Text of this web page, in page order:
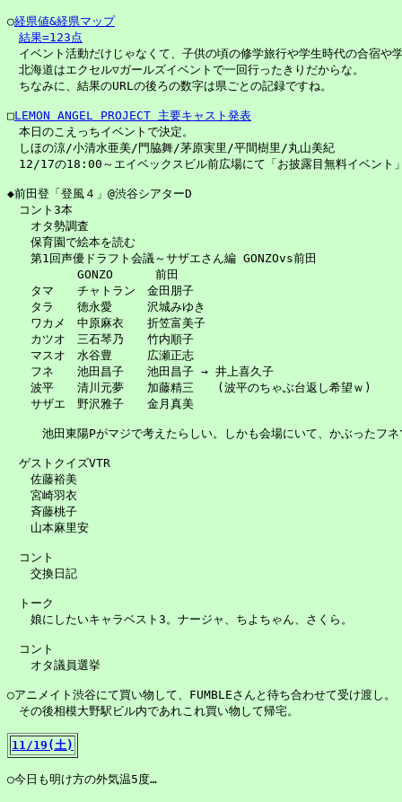
○経県値&経県マップ
結果=123点
イベント活動だけじゃなくて、子供の頃の修学旅行や学生時代の合宿や
北海道はエクセル▽ガールズイベントで一回行ったきりだからな。
ちなみに、結果のURLの後ろの数字は県ごとの記録ですね。
□LEMON ANGEL PROJECT 主要キャスト発表
本日のこえっちイベントで決定。
しほの涼/小清水亜美/門脇舞/茅原実里/平間樹里/丸山美紀
12/17の18:00～エイベックスビル前広場にて「お披露目無料イベント
◆前田登「登風４」@渋谷シアターD
コント3本
オタ勢調査
保育園で絵本を読む
第1回声優ドラフト会議～サザエさん編 GONZOvs前田
GONZO 　　　前田
タマ　　チャトラン　金田朋子
タラ　　徳永愛　　　沢城みゆき
ワカメ　中原麻衣　　折笠富美子
カツオ　三石琴乃　　竹内順子
マスオ　水谷豊　　　広瀬正志
フネ　　池田昌子　　池田昌子 → 井上喜久子
波平　　清川元夢　　加藤精三　　(波平のちゃぶ台返し希望ｗ)
サザエ　野沢雅子　　金月真美
池田東陽Pがマジで考えたらしい。しかも会場にいて、かぶったフネ
ゲストクイズVTR
佐藤裕美
宮崎羽衣
斉藤桃子
山本麻里安
コント
交換日記
トーク
娘にしたいキャラベスト3。ナージャ、ちよちゃん、さくら。
コント
オタ議員選挙
○アニメイト渋谷にて買い物して、FUMBLEさんと待ち合わせて受け渡し。
その後相模大野駅ビル内であれこれ買い物して帰宅。
11/19(土)
○今日も明け方の外気温5度…